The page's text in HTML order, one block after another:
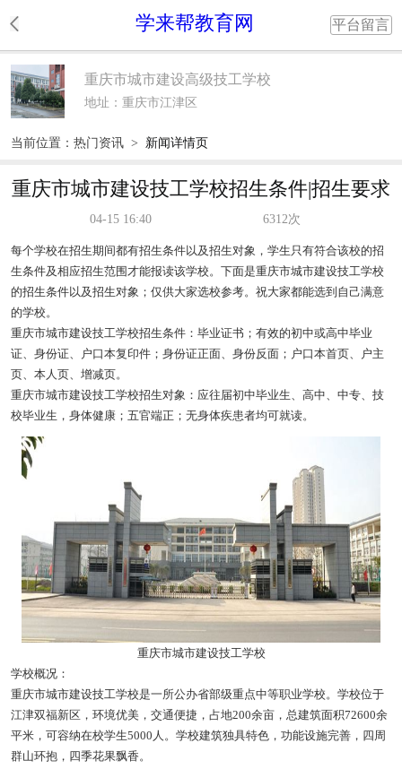
学来帮教育网 平台留言
重庆市城市建设高级技工学校
地址：重庆市江津区
当前位置： 热门资讯 > 新闻详情页
重庆市城市建设技工学校招生条件|招生要求
04-15 16:40 6312次
每个学校在招生期间都有招生条件以及招生对象，学生只有符合该校的招
生条件及相应招生范围才能报读该学校。下面是重庆市城市建设技工学校
的招生条件以及招生对象；仅供大家选校参考。祝大家都能选到自己满意
的学校。
重庆市城市建设技工学校招生条件：毕业证书；有效的初中或高中毕业
证、身份证、户口本复印件；身份证正面、身份反面；户口本首页、户主
页、本人页、增减页。
重庆市城市建设技工学校招生对象：应往届初中毕业生、高中、中专、技
校毕业生，身体健康；五官端正；无身体疾患者均可就读。
重庆市城市建设技工学校
学校概况：
重庆市城市建设技工学校是一所公办省部级重点中等职业学校。学校位于
江津双福新区，环境优美，交通便捷，占地200余亩，总建筑面积72600余
平米，可容纳在校学生5000人。学校建筑独具特色，功能设施完善，四周
群山环抱，四季花果飘香。